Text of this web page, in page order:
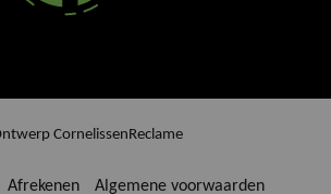
CornelissenReclame
Afrekenen Algemene voorwaarden